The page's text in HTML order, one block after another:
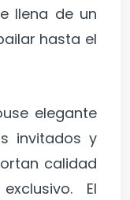
llena de un
hasta el
elegante
invitados y
calidad
El